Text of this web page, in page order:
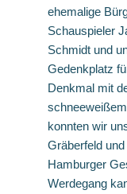
ehemalige
Schauspieler
Schmidt und
Gedenkplatz
Denkmal mit
konnten wir
Gräberfeld
Hamburger
Werdegang